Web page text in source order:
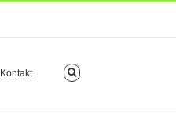
Kontakt